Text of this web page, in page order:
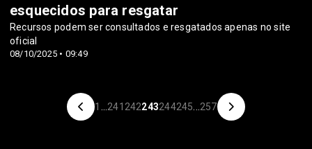
08/10/2025 • 09:49
esquecidos para resgatar
Recursos podem ser consultados e resgatados apenas no site
oficial
1 241 242243244245 257